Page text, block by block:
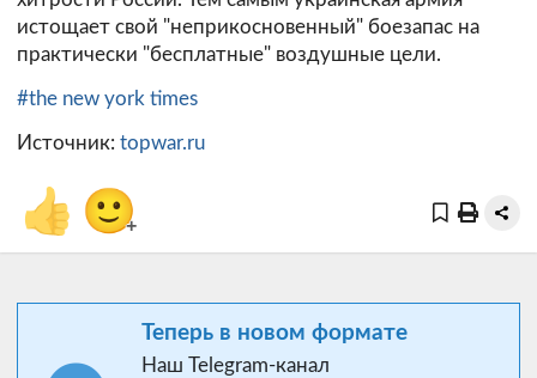
истощает свой "неприкосновенный" боезапас на
практически "бесплатные" воздушные цели.
#the new york times
Источник: topwar.ru
👍 🙂+
Теперь в новом формате
Наш Telegram-канал